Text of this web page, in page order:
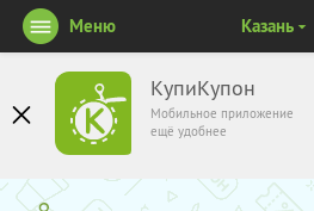
КупиКупон
Мобильное приложение
ещё удобнее
Меню Казань